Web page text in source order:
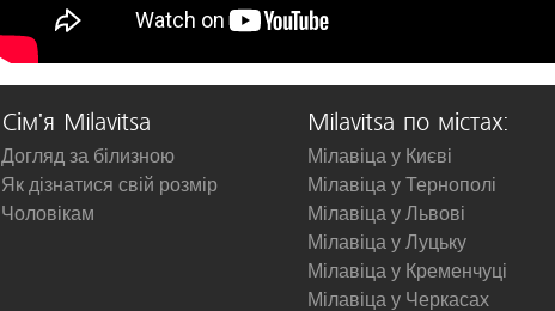
Сім'я Milavitsa
Догляд за білизною
Як дізнатися свій розмір
Чоловікам
Milavitsa по містах:
Мілавіца у Києві
Мілавіца у Тернополі
Мілавіца у Львові
Мілавіца у Луцьку
Мілавіца у Кременчуці
Мілавіца у Черкасах